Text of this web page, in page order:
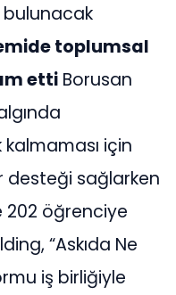
bulunacak
toplumsal
etti Borusan
için
desteği sağlarken
öğrenciye
“Askıda Ne
iş birliğiyle